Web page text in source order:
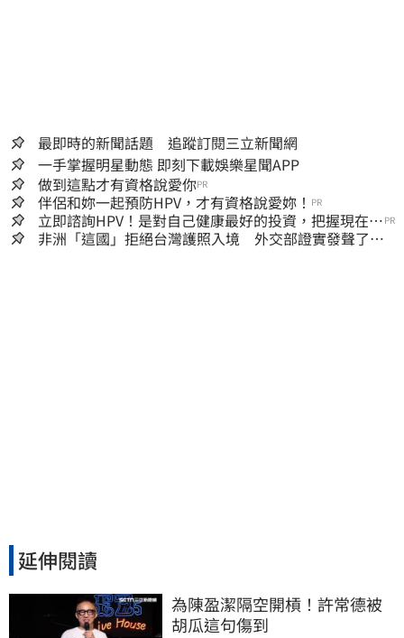
最即時的新聞話題 追蹤訂閱三立新聞網
一手掌握明星動態 即刻下載娛樂星聞APP
做到這點才有資格說愛你PR
伴侶和妳一起預防HPV，才有資格說愛妳！ PR
立即諮詢HPV！是對自己健康最好的投資，把握現在不
嫌晚！
PR
非洲「這國」拒絕台灣護照入境 外交部證實發聲了：
延伸閱讀
為陳盈潔隔空開槓！許常德被
胡瓜這句傷到